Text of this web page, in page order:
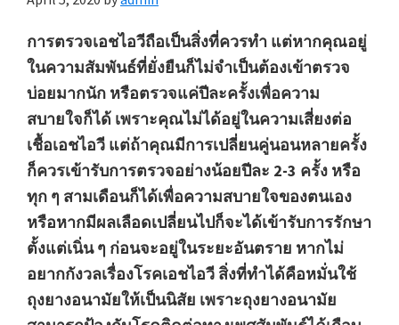
การตรวจเอชไอวีถือเป็นสิ่งที่ควรทำ แต่หากคุณอยู่
ในความสัมพันธ์ที่ยั่งยืนก็ไม่จำเป็นต้องเข้าตรวจ
บ่อยมากนัก หรือตรวจแค่ปีละครั้งเพื่อความ
สบายใจก็ได้ เพราะคุณไม่ได้อยู่ในความเสี่ยงต่อ
เชื้อเอชไอวี แต่ถ้าคุณมีการเปลี่ยนคู่นอนหลายครั้ง
ก็ควรเข้ารับการตรวจอย่างน้อยปีละ 2-3 ครั้ง หรือ
ทุก ๆ สามเดือนก็ได้เพื่อความสบายใจของตนเอง
หรือหากมีผลเลือดเปลี่ยนไปก็จะได้เข้ารับการรักษา
ตั้งแต่เนิ่น ๆ ก่อนจะอยู่ในระยะอันตราย หากไม่
อยากกังวลเรื่องโรคเอชไอวี สิ่งที่ทำได้คือหมั่นใช้
ถุงยางอนามัยให้เป็นนิสัย เพราะถุงยางอนามัย